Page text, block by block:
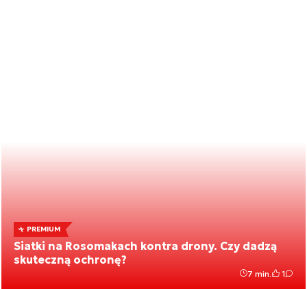
PREMIUM
Siatki na Rosomakach kontra drony. Czy dadzą
skuteczną ochronę?
7 min. 1